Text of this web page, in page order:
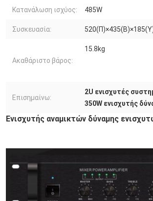
Κατανάλωση ισχύος: 485W
Συσκευασία:
Ακαθάριστο βάρος:
15.8kg
Επισημαίνω:
2U ενισχυτές
350W ενισχυτής
Ενισχυτής αναμικτών δύναμης